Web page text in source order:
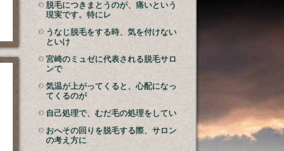
脱毛につきまとうのが、痛いという
現実です。特にレ
うなじ脱毛をする時、気を付けない
といけ
宮崎のミュゼに代表される脱毛サロ
ンで
気温が上がってくると、心配になっ
てくるのが
自己処理で、むだ毛の処理をしてい
おへその回りを脱毛する際、サロン
の考え方に